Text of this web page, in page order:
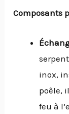
Composants
inox,
poêle,
feu à